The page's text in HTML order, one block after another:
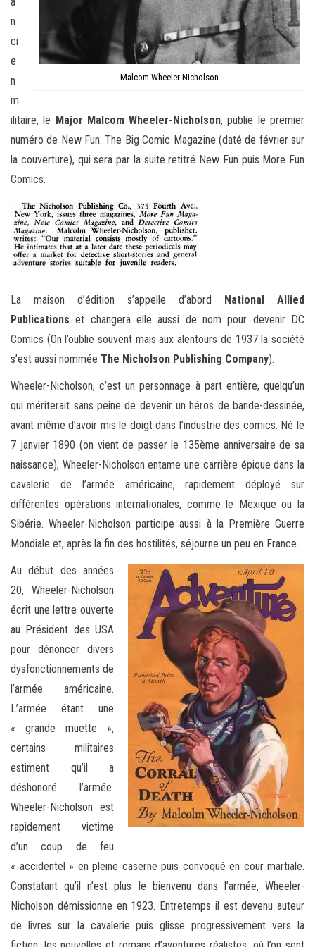
Malcom Wheeler-Nicholson
n
ci
e
n
m
ilitaire, le Major Malcom Wheeler-Nicholson, publie le premier
numéro de New Fun: The Big Comic Magazine (daté de février sur
la couverture), qui sera par la suite retitré New Fun puis More Fun
Comics.
La maison d’édition s’appelle d’abord National Allied
Publications et changera elle aussi de nom pour devenir DC
Comics (On l’oublie souvent mais aux alentours de 1937 la société
s’est aussi nommée The Nicholson Publishing Company).
Wheeler-Nicholson, c’est un personnage à part entière, quelqu’un
qui mériterait sans peine de devenir un héros de bande-dessinée,
avant même d’avoir mis le doigt dans l’industrie des comics. Né le
7 janvier 1890 (on vient de passer le 135ème anniversaire de sa
naissance), Wheeler-Nicholson entame une carrière épique dans la
cavalerie de l’armée américaine, rapidement déployé sur
différentes opérations internationales, comme le Mexique ou la
Sibérie. Wheeler-Nicholson participe aussi à la Première Guerre
Mondiale et, après la fin des hostilités, séjourne un peu en France.
Au début des années
20, Wheeler-Nicholson
écrit une lettre ouverte
au Président des USA
pour dénoncer divers
dysfonctionnements de
l’armée américaine.
L’armée étant une
« grande muette »,
certains militaires
estiment qu’il a
déshonoré l’armée.
Wheeler-Nicholson est
rapidement victime
d’un coup de feu
« accidentel » en pleine caserne puis convoqué en cour martiale.
Constatant qu’il n’est plus le bienvenu dans l’armée, Wheeler-
Nicholson démissionne en 1923. Entretemps il est devenu auteur
de livres sur la cavalerie puis glisse progressivement vers la